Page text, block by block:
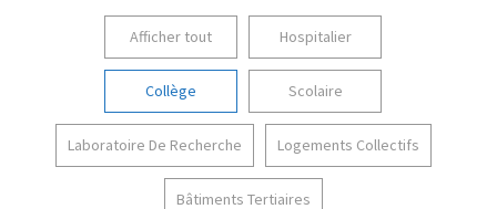
Afficher tout Hospitalier
Collège Scolaire
Laboratoire De Recherche Logements Collectifs
Bâtiments Tertiaires